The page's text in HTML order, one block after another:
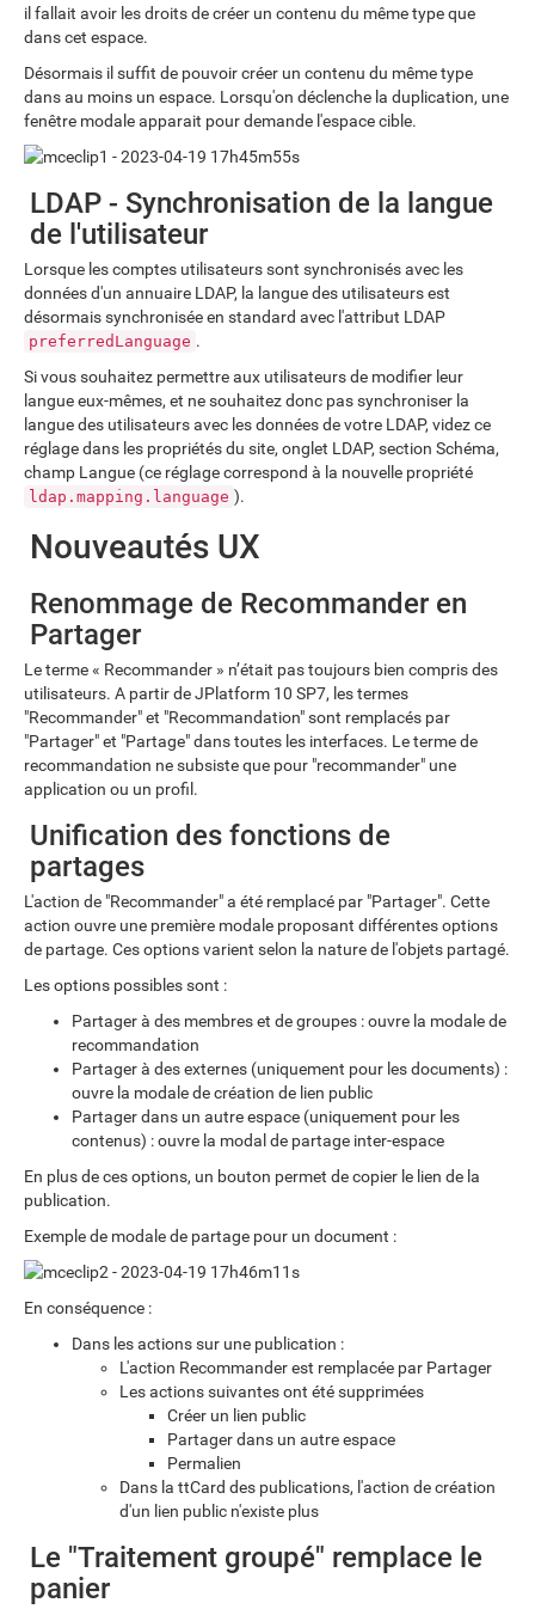
il fallait avoir les droits de créer un contenu du même type que
dans cet espace.
Désormais il suffit de pouvoir créer un contenu du même type
dans au moins un espace. Lorsqu'on déclenche la duplication, une
fenêtre modale apparait pour demande l'espace cible.
LDAP - Synchronisation de la langue
de l'utilisateur
Lorsque les comptes utilisateurs sont synchronisés avec les
données d'un annuaire LDAP, la langue des utilisateurs est
désormais synchronisée en standard avec l'attribut LDAP
preferredLanguage .
Si vous souhaitez permettre aux utilisateurs de modifier leur
langue eux-mêmes, et ne souhaitez donc pas synchroniser la
langue des utilisateurs avec les données de votre LDAP, videz ce
réglage dans les propriétés du site, onglet LDAP, section Schéma,
champ Langue (ce réglage correspond à la nouvelle propriété
ldap.mapping.language ).
Nouveautés UX
Renommage de Recommander en
Partager
Le terme « Recommander » n’était pas toujours bien compris des
utilisateurs. A partir de JPlatform 10 SP7, les termes
"Recommander" et "Recommandation" sont remplacés par
"Partager" et "Partage" dans toutes les interfaces. Le terme de
recommandation ne subsiste que pour "recommander" une
application ou un profil.
Unification des fonctions de
partages
L'action de "Recommander" a été remplacé par "Partager". Cette
action ouvre une première modale proposant différentes options
de partage. Ces options varient selon la nature de l'objets partagé.
Les options possibles sont :
Partager à des membres et de groupes : ouvre la modale de
recommandation
Partager à des externes (uniquement pour les documents) :
ouvre la modale de création de lien public
Partager dans un autre espace (uniquement pour les
contenus) : ouvre la modal de partage inter-espace
En plus de ces options, un bouton permet de copier le lien de la
publication.
Exemple de modale de partage pour un document :
En conséquence :
Dans les actions sur une publication :
L'action Recommander est remplacée par Partager
Les actions suivantes ont été supprimées
Créer un lien public
Partager dans un autre espace
Permalien
Dans la ttCard des publications, l'action de création
d'un lien public n'existe plus
Le "Traitement groupé" remplace le
panier